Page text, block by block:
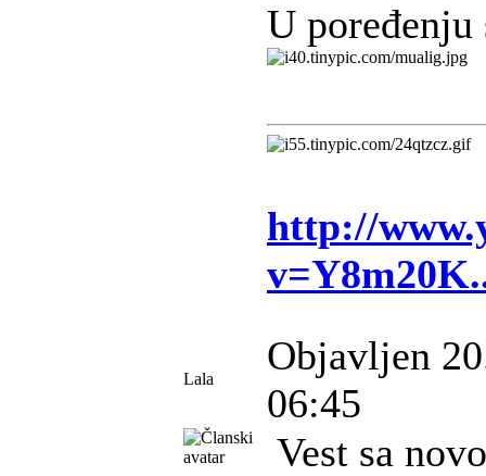
U poređenju
http://
Lala
Objavljen
06:45
Vest sa